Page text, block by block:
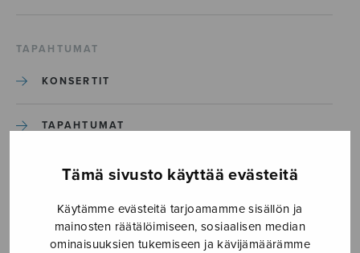
Tämä sivusto käyttää evästeitä
Käytämme evästeitä tarjoamamme sisällön ja
mainosten räätälöimiseen, sosiaalisen median
ominaisuuksien tukemiseen ja kävijämäärämme
TAPAHTUMAT
KONSERTIT
TAPAHTUMAT
ILMOITA TAPAHTUMA
Etusivu › Media › Luen laulaen_S1980M